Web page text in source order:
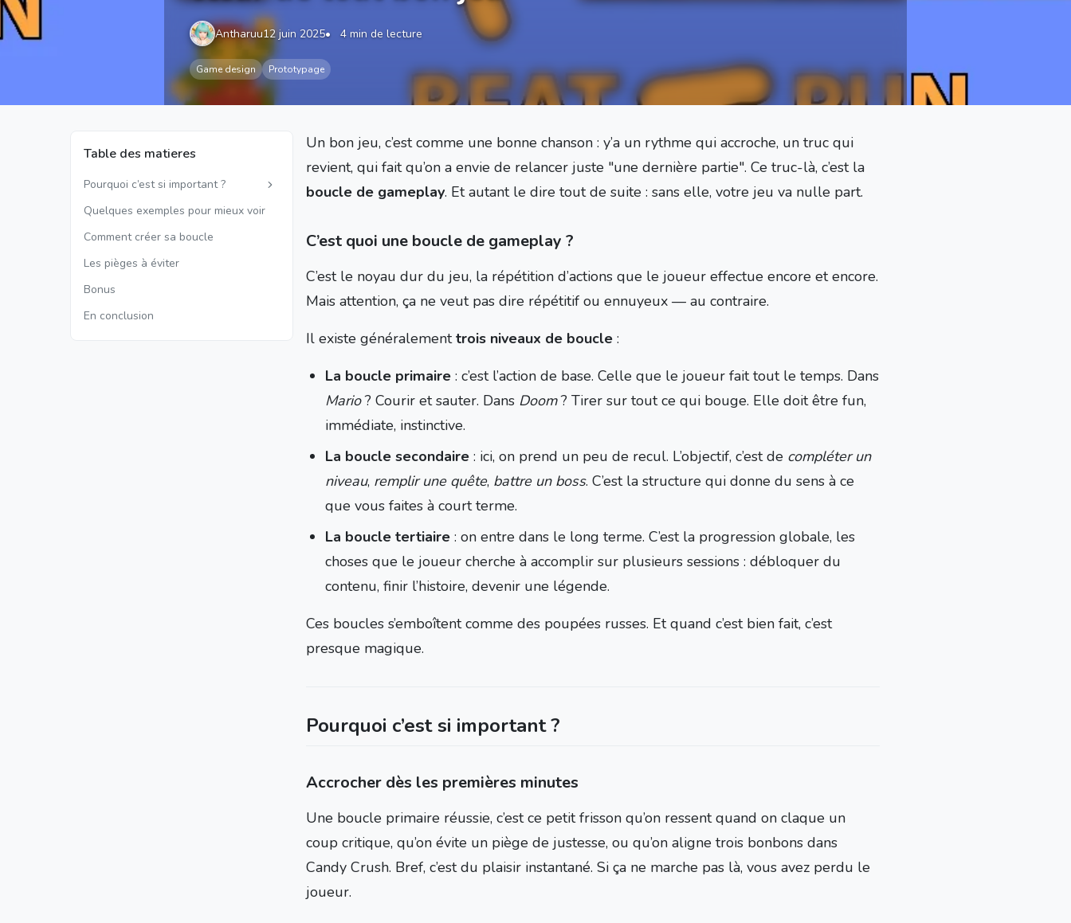
Antharuu12 juin 2025 4 min de lecture
Game design Prototypage
Table des matieres
Pourquoi c’est si important ?
Quelques exemples pour mieux voir
Comment créer sa boucle
Les pièges à éviter
Bonus
En conclusion
Un bon jeu, c’est comme une bonne chanson : y’a un rythme qui accroche, un truc qui
revient, qui fait qu’on a envie de relancer juste "une dernière partie". Ce truc-là, c’est la
boucle de gameplay. Et autant le dire tout de suite : sans elle, votre jeu va nulle part.
C’est quoi une boucle de gameplay ?
C’est le noyau dur du jeu, la répétition d’actions que le joueur effectue encore et encore.
Mais attention, ça ne veut pas dire répétitif ou ennuyeux — au contraire.
Il existe généralementtrois niveaux de boucle:
La boucle primaire: c’est l’action de base. Celle que le joueur fait tout le temps. Dans
Mario? Courir et sauter. Dans Doom? Tirer sur tout ce qui bouge. Elle doit être fun,
immédiate, instinctive.
La boucle secondaire: ici, on prend un peu de recul. L’objectif, c’est de compléter un
niveau, remplir une quête, battre un boss. C’est la structure qui donne du sens à ce
que vous faites à court terme.
La boucle tertiaire: on entre dans le long terme. C’est la progression globale, les
choses que le joueur cherche à accomplir sur plusieurs sessions : débloquer du
contenu, finir l’histoire, devenir une légende.
Ces boucles s’emboîtent comme des poupées russes. Et quand c’est bien fait, c’est
presque magique.
Pourquoi c’est si important ?
Accrocher dès les premières minutes
Une boucle primaire réussie, c’est ce petit frisson qu’on ressent quand on claque un
coup critique, qu’on évite un piège de justesse, ou qu’on aligne trois bonbons dans
Candy Crush. Bref, c’est du plaisir instantané. Si ça ne marche pas là, vous avez perdu le
joueur.